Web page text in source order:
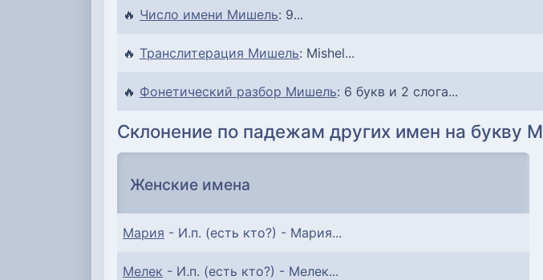
🔥 Число имени Мишель: 9...
🔥 Транслитерация Мишель: Mishel...
🔥 Фонетический разбор Мишель: 6 букв и 2 слога...
Склонение по падежам других имен на букву М
Женские имена
Мария - И.п. (есть кто?) - Мария...
Мелек - И.п. (есть кто?) - Мелек...